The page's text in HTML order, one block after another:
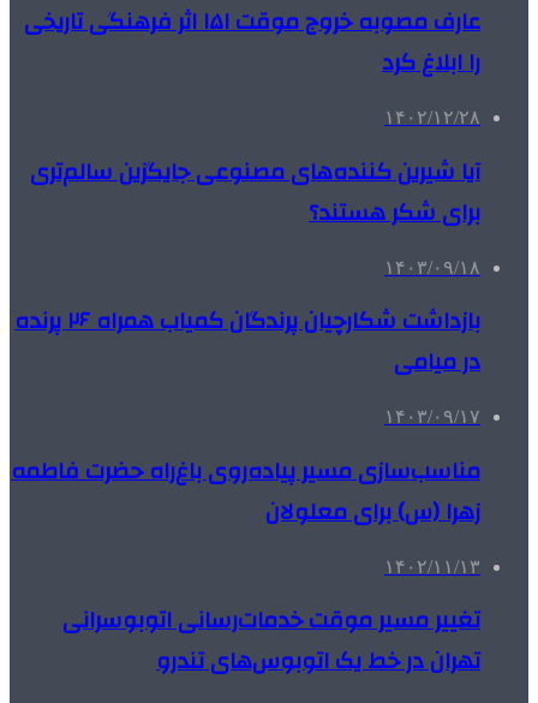
عارف مصوبه خروج موقت ۱۵۱ اثر فرهنگی تاریخی
را ابلاغ کرد
۱۴۰۲/۱۲/۲۸
آیا شیرین کننده‌های مصنوعی جایگزین سالم‌تری
برای شکر هستند؟
۱۴۰۳/۰۹/۱۸
بازداشت شکارچیان پرندگان کمیاب همراه ۲۶ پرنده
در میامی
۱۴۰۳/۰۹/۱۷
مناسب‌سازی مسیر پیاده‌روی باغ‌راه حضرت فاطمه
زهرا (س) برای معلولان
۱۴۰۲/۱۱/۱۳
تغییر مسیر موقت خدمات‌رسانی اتوبوسرانی
تهران در خط یک اتوبوس‌های تندرو